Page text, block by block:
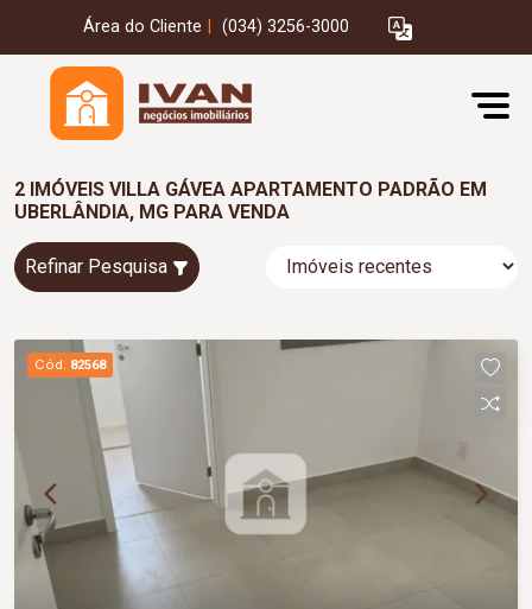
Área do Cliente (034) 3256-3000
2 IMÓVEIS VILLA GÁVEA APARTAMENTO PADRÃO EM
UBERLÂNDIA, MG PARA VENDA
Refinar Pesquisa
Cód. 82568